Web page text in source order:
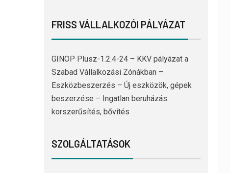
FRISS VÁLLALKOZÓI PÁLYÁZAT
GINOP Plusz-1.2.4-24 – KKV pályázat a
Szabad Vállalkozási Zónákban –
Eszközbeszerzés – Új eszközök, gépek
beszerzése – Ingatlan beruházás:
korszerűsítés, bővítés
SZOLGÁLTATÁSOK